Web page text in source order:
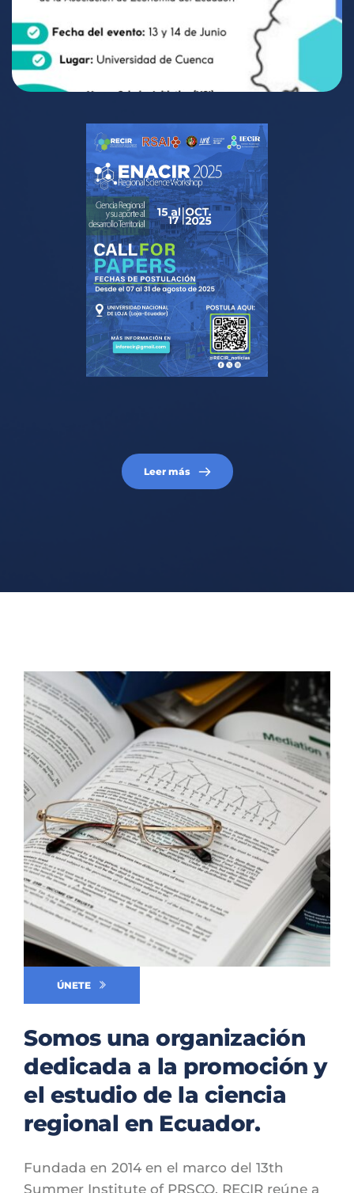
Leer más
ÚNETE
Somos una organización
dedicada a la promoción y
el estudio de la ciencia
regional en Ecuador.
Fundada en 2014 en el marco del 13th
Summer Institute of PRSCO, RECIR reúne a